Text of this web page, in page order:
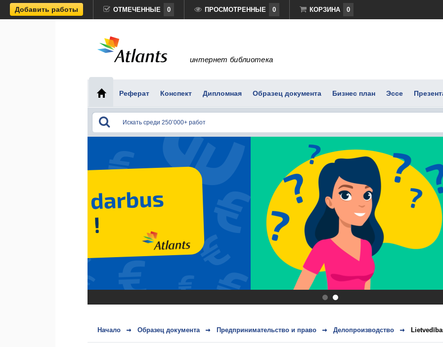
Добавить работы ОТМЕЧЕННЫЕ 0 ПРОСМОТРЕННЫЕ 0 КОРЗИНА 0
интернет библиотека
Реферат Конспект Дипломная Образец документа Бизнес план Эссе
.
Начало Образец документа Предпринимательство и право Делопроизводство